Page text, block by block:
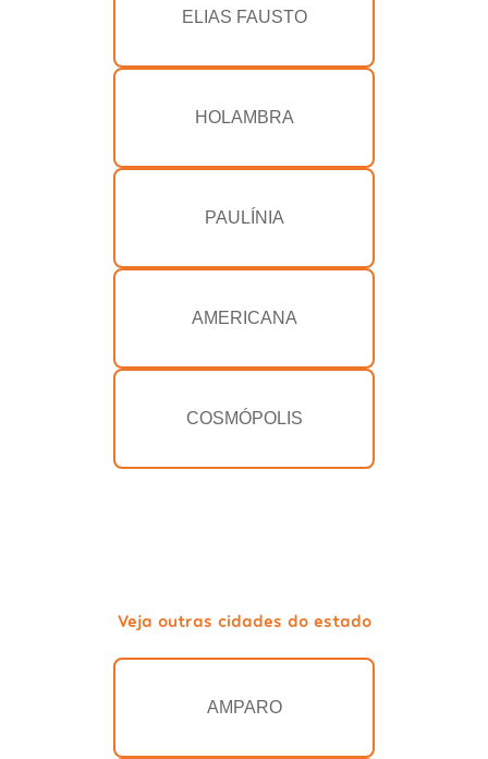
ELIAS FAUSTO
HOLAMBRA
PAULÍNIA
AMERICANA
COSMÓPOLIS
Veja outras cidades do estado
AMPARO